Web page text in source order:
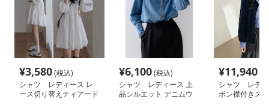
¥3,580(税込)
シャツ レディース レ
ース切り替えティアード
¥6,100(税込)
シャツ レディース 上
品シルエット デニムウ
¥11,940
シャツ レデ
ボン襟付きス